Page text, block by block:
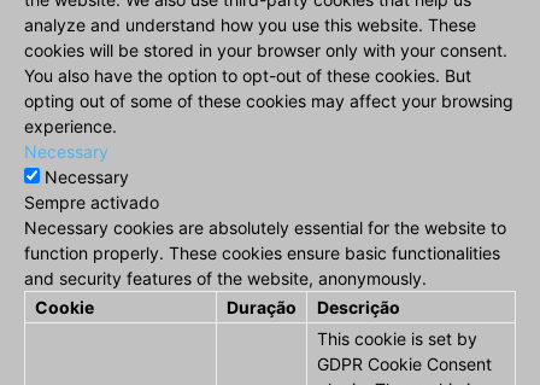
analyze and understand how you use this website. These
cookies will be stored in your browser only with your consent.
You also have the option to opt-out of these cookies. But
opting out of some of these cookies may affect your browsing
experience.
Necessary
Necessary
Sempre activado
Necessary cookies are absolutely essential for the website to
function properly. These cookies ensure basic functionalities
and security features of the website, anonymously.
Cookie
Duração Descrição
This cookie is set by
GDPR Cookie Consent